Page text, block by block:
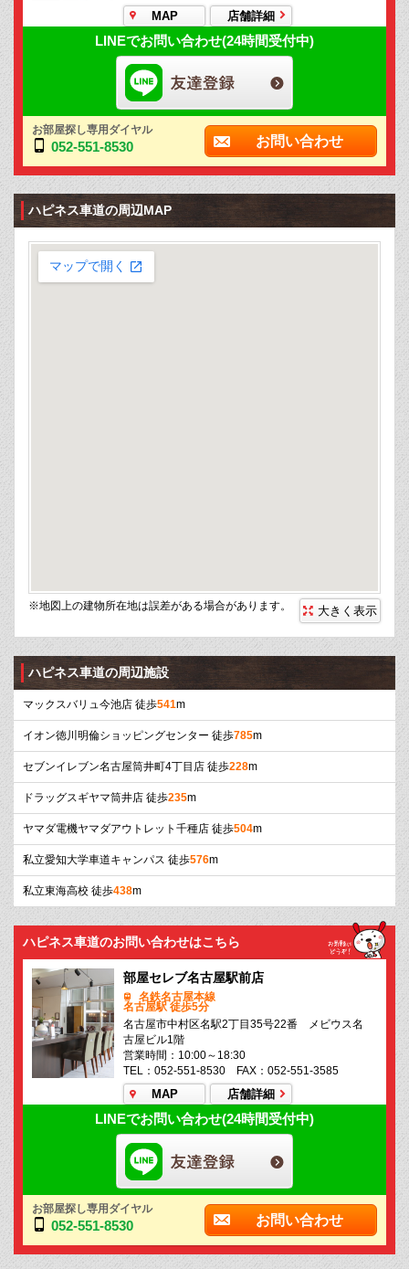
MAP 店舗詳細
LINEでお問い合わせ(24時間受付中)
お部屋探し専用ダイヤル
052-551-8530 お問い合わせ
ハピネス車道の周辺MAP
※地図上の建物所在地は誤差がある場合があります。 大きく表示
ハピネス車道の周辺施設
マックスバリュ今池店 徒歩541m
イオン徳川明倫ショッピングセンター 徒歩785m
セブンイレブン名古屋筒井町4丁目店 徒歩228m
ドラッグスギヤマ筒井店 徒歩235m
ヤマダ電機ヤマダアウトレット千種店 徒歩504m
私立愛知大学車道キャンパス 徒歩576m
私立東海高校 徒歩438m
ハピネス車道のお問い合わせはこちら
部屋セレブ名古屋駅前店
名鉄名古屋本線
名古屋駅 徒歩5分
名古屋市中村区名駅2丁目35号22番 メビウス名
古屋ビル1階
営業時間：10:00～18:30
TEL：052-551-8530 FAX：052-551-3585
MAP 店舗詳細
LINEでお問い合わせ(24時間受付中)
お部屋探し専用ダイヤル
052-551-8530 お問い合わせ